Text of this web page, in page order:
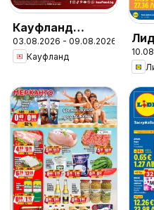
Кауфланд
брошура Сливен
- Предложения
семейство
03.08.2026 - 09.08.2026
Кауфланд